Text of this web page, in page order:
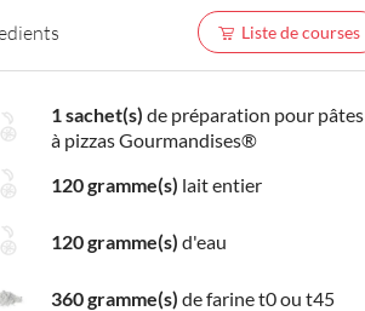
Liste de courses
1 sachet(s) de préparation pour pâtes
à pizzas Gourmandises®
120 gramme(s) lait entier
120 gramme(s) d'eau
360 gramme(s) de farine t0 ou t45